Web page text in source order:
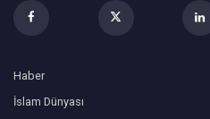
Haber
İslam Dünyası